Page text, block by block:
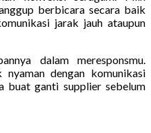
berbicara secara baik
jarak jauh ataupun
dalam meresponsmu.
dengan komunikasi
buat ganti supplier sebelum